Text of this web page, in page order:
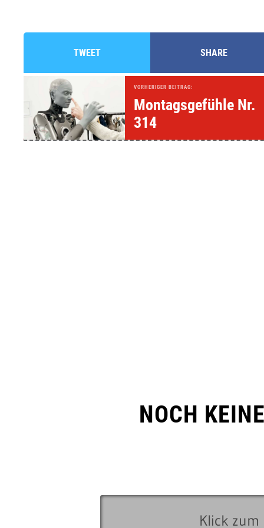
TWEET SHARE
VORHERIGER BEITRAG:
Montagsgefühle Nr.
314
NOCH